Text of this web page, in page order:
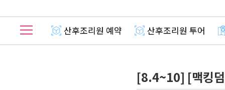
산후조리원 예약 산후조리원 투어
[8.4~10] [맥킹